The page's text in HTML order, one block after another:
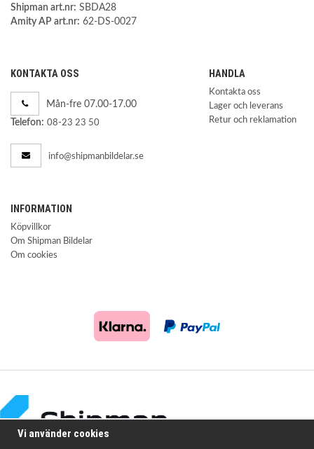
Shipman art.nr: SBDA28
Amity AP art.nr: 62-DS-0027
KONTAKTA OSS
Mån-fre 07.00-17.00
Telefon: 08-23 23 50
info@shipmanbildelar.se
HANDLA
Kontakta oss
Lager och leverans
Retur och reklamation
INFORMATION
Köpvillkor
Om Shipman Bildelar
Om cookies
Vi använder cookies